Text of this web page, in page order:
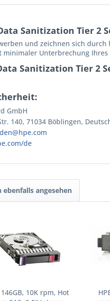
Sanitization Tier 2
und zeichnen sich
Unterbrechung
Sanitization Tier 2
GmbH
140, 71034 Böblingen,
de
ebenfalls angesehen
146GB, 10K rpm, Hot